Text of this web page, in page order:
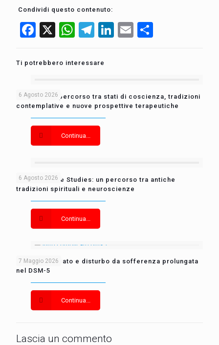
Condividi questo contenuto:
Facebook
X WhatsApp
Telegram
LinkedIn
EmailCondividi
Ti potrebbero interessare
6 Agosto 2026
Fine Vita: un percorso tra stati di coscienza, tradizioni
contemplative e nuove prospettive terapeutiche
Continua...
6 Agosto 2026
Contemplative Studies: un percorso tra antiche
tradizioni spirituali e neuroscienze
Continua...
7 Maggio 2026
Lutto complicato e disturbo da sofferenza prolungata
nel DSM-5
Continua...
Lascia un commento